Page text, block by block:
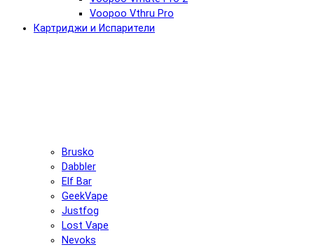
Voopoo Vthru Pro
Картриджи и Испарители
Brusko
Dabbler
Elf Bar
GeekVape
Justfog
Lost Vape
Nevoks